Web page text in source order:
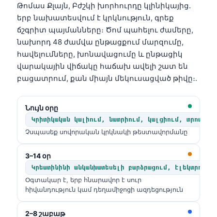
Թոմաս Քլայն, Բժշկի խորհուրդը կլինիկայից.
երբ նախատեսվում է կրկնություն, գրեք
ճշգրիտ պայմանները։ Ծոմ պահելու ժամերը,
նախորդ 48 ժամվա ընթացքում մարզումը,
հավելումները, խոնավացումը և ընթացիկ
վարակային վիճակը հաճախ ավելի շատ են
բացատրում, քան միայն մեկուսացված թիվը։.
Նույն օրը
Կրիտիկական կալիում, նատրիում, կալցիում,
Չսպասեք սովորական կրկնակի թեստավորմանը
3–14 օր
Կրեատինինի անկանխատեսելի բարձրացում,
Օգտակար է, երբ հնարավոր է սուր
հիվանդություն կամ դեղամիջոցի ազդեցություն
2–8 շաբաթ